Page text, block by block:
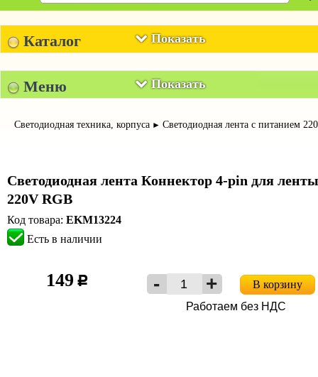
Показать
Каталог
Показать
Меню
Светодиодная техника, корпуса ► Светодиодная лента с питанием
Светодиодная лента Коннектор 4-pin для ленты
220V RGB
Код товара: EKM13224
Есть в наличии
149 c
В корзину
Работаем без НДС